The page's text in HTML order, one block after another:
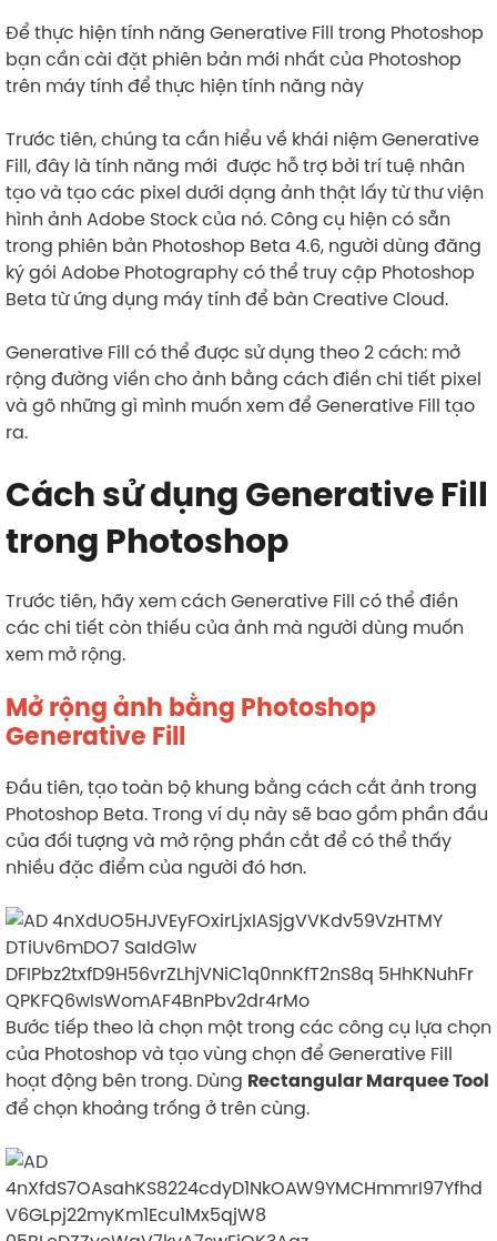
Để thực hiện tính năng Generative Fill trong Photoshop
bạn cần cài đặt phiên bản mới nhất của Photoshop
trên máy tính để thực hiện tính năng này
Trước tiên, chúng ta cần hiểu về khái niệm Generative
Fill, đây là tính năng mới được hỗ trợ bởi trí tuệ nhân
tạo và tạo các pixel dưới dạng ảnh thật lấy từ thư viện
hình ảnh Adobe Stock của nó. Công cụ hiện có sẵn
trong phiên bản Photoshop Beta 4.6, người dùng đăng
ký gói Adobe Photography có thể truy cập Photoshop
Beta từ ứng dụng máy tính để bàn Creative Cloud.
Generative Fill có thể được sử dụng theo 2 cách: mở
rộng đường viền cho ảnh bằng cách điền chi tiết pixel
và gõ những gì mình muốn xem để Generative Fill tạo
ra.
Cách sử dụng Generative Fill
trong Photoshop
Trước tiên, hãy xem cách Generative Fill có thể điền
các chi tiết còn thiếu của ảnh mà người dùng muốn
xem mở rộng.
Mở rộng ảnh bằng Photoshop
Generative Fill
Đầu tiên, tạo toàn bộ khung bằng cách cắt ảnh trong
Photoshop Beta. Trong ví dụ này sẽ bao gồm phần đầu
của đối tượng và mở rộng phần cắt để có thể thấy
nhiều đặc điểm của người đó hơn.
Bước tiếp theo là chọn một trong các công cụ lựa chọn
của Photoshop và tạo vùng chọn để Generative Fill
hoạt động bên trong. Dùng Rectangular Marquee Tool
để chọn khoảng trống ở trên cùng.